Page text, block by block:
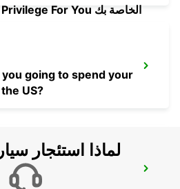
اكتشف مزايا Privilege For You الخاصة بك
going to spend your
US?
لماذا استئجار